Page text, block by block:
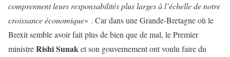
comprennent leurs responsabilités plus larges à l’échelle de notre
croissance économique« . Car dans une Grande-Bretagne où le
Brexit semble avoir fait plus de bien que de mal, le Premier
ministreRishi Sunaket son gouvernement ont voulu faire du